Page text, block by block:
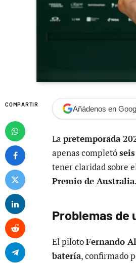
COMPARTIR Añádenos en
La pretemporada
apenas completó
tener claridad sobre
Premio de Australia.
Problemas de
El pilotoFernando
batería, confirmado